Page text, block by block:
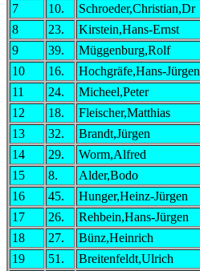
7
10. Schroeder,Christian,Dr
8
23. Kirstein,Hans-Ernst
9
39. Müggenburg,Rolf
10
16. Hochgräfe,Hans-
11
24. Micheel,Peter
12
18. Fleischer,Matthias
13
32. Brandt,Jürgen
14
29. Worm,Alfred
15
8. Alder,Bodo
16
45. Hunger,Heinz-Jürgen
17
26. Rehbein,Hans-Jürgen
18
27. Bünz,Heinrich
19
51. Breitenfeldt,Ulrich